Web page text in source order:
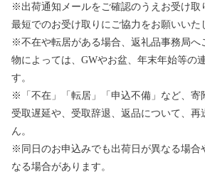
※出荷通知メールをご確認のうえお受け取
最短でのお受け取りにご協力をお願いいた
※不在や転居がある場合、返礼品事務局へ
物によっては、GWやお盆、年末年始等の
す。
※「不在」「転居」「申込不備」など、寄
受取遅延や、受取辞退、返品について、再
ん。
※同日のお申込みでも出荷日が異なる場合
なる場合があります。